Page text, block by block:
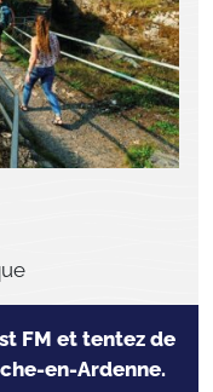
FM et tentez de
en-Ardenne.